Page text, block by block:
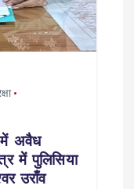
में अवैध
में पुलिसिया
उराँव